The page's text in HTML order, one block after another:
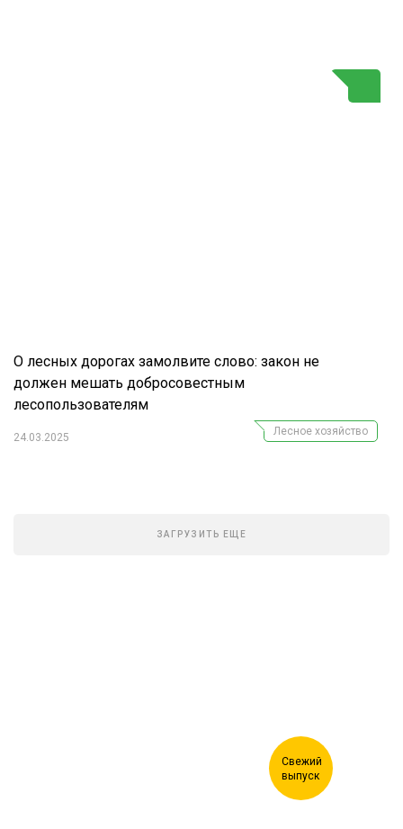
О лесных дорогах замолвите слово: закон не
должен мешать добросовестным
лесопользователям
24.03.2025
Лесное хозяйство
ЗАГРУЗИТЬ ЕЩЕ